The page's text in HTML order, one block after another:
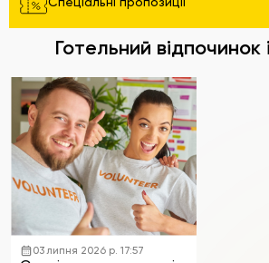
Спеціальні пропозиції
Готельний відпочинок
03 липня 2026 р. 17:57